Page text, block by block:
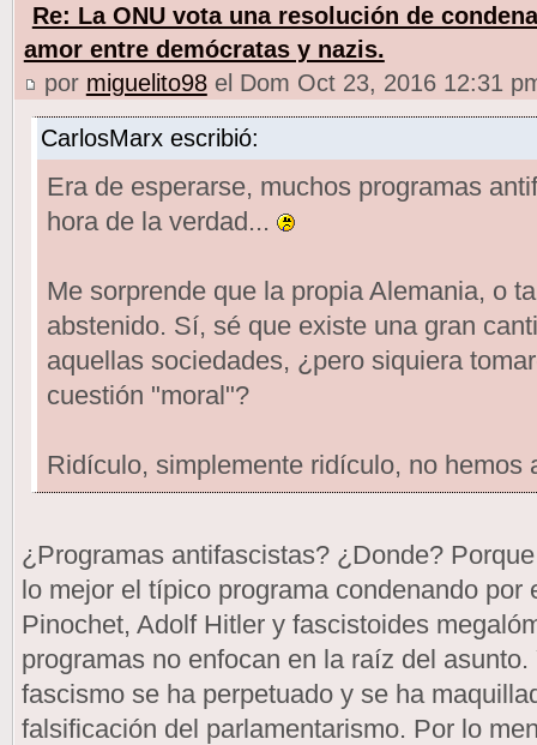
Re: La ONU vota una resolución de
amor entre demócratas y nazis.
por miguelito98el Dom Oct 23, 2016 12:31
CarlosMarx escribió:
Era de esperarse, muchos programas
hora de la verdad...
Me sorprende que la propia Alemania, o
abstenido. Sí, sé que existe una gran
aquellas sociedades, ¿pero siquiera
cuestión "moral"?
Ridículo, simplemente ridículo, no hemos
¿Programas antifascistas? ¿Donde?
lo mejor el típico programa condenando por
Pinochet, Adolf Hitler y fascistoides
programas no enfocan en la raíz del
fascismo se ha perpetuado y se ha
falsificación del parlamentarismo. Por lo